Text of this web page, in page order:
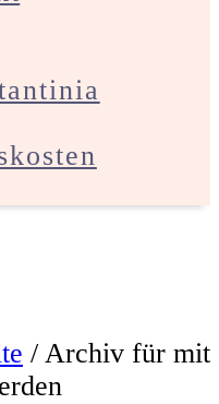
/ Archiv für mit